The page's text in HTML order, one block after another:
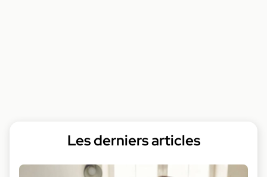
Les derniers articles